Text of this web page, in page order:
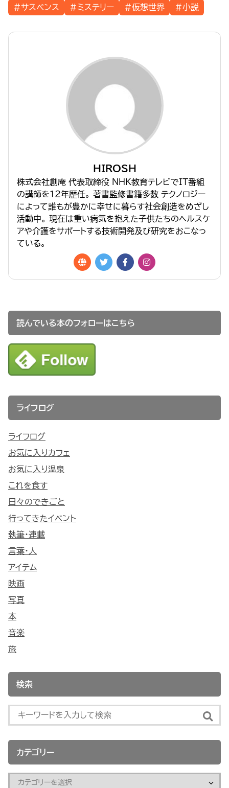
#サスペンス #ミステリー #仮想世界 #小説
HIROSH
株式会社創庵 代表取締役 NHK教育テレビでIT番組
の講師を１２年歴任。 著書監修書籍多数 テクノロジー
によって誰もが豊かに幸せに暮らす社会創造をめざし
活動中。 現在は重い病気を抱えた子供たちのヘルスケ
アや介護をサポートする技術開発及び研究をおこなっ
ている。
読んでいる本のフォローはこちら
ライフログ
ライフログ
お気に入りカフェ
お気に入り温泉
これを食す
日々のできごと
行ってきたイベント
執筆・連載
言葉・人
アイテム
映画
写真
本
音楽
旅
検索
カテゴリー